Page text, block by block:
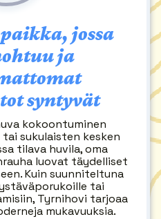
jossa
ja
syntyvät
kokoontuminen
sukulaisten kesken
tilava huvila, oma
luovat täydelliset
Kuin suunniteltuna
tai
Tyrnihovi tarjoaa
mukavuuksia.